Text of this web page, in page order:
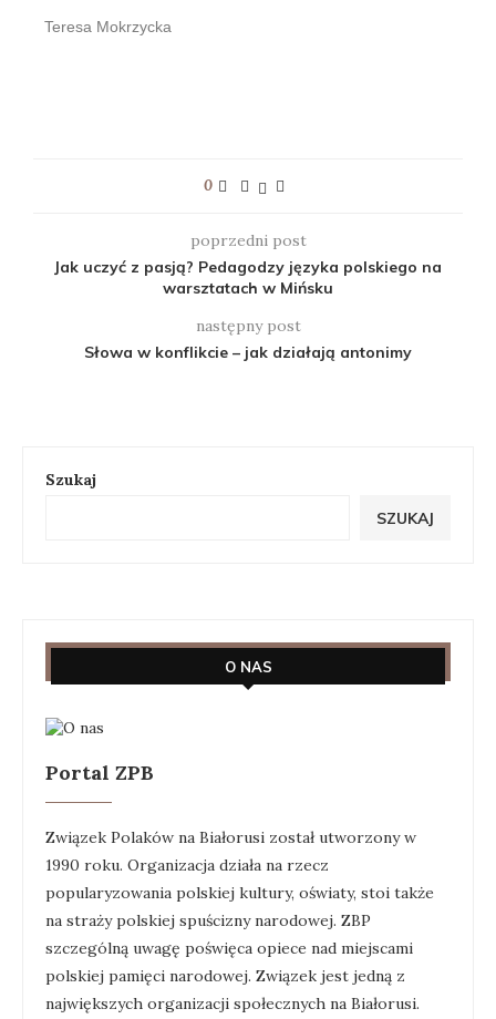
Teresa Mokrzycka
0
poprzedni post
Jak uczyć z pasją? Pedagodzy języka polskiego na
warsztatach w Mińsku
następny post
Słowa w konflikcie – jak działają antonimy
Szukaj
SZUKAJ
O NAS
Portal ZPB
Związek Polaków na Białorusi został utworzony w
1990 roku. Organizacja działa na rzecz
popularyzowania polskiej kultury, oświaty, stoi także
na straży polskiej spuścizny narodowej. ZBP
szczególną uwagę poświęca opiece nad miejscami
polskiej pamięci narodowej. Związek jest jedną z
największych organizacji społecznych na Białorusi.